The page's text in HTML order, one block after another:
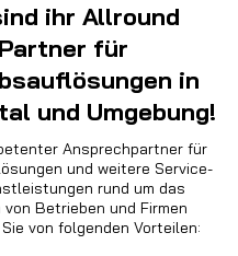
ihr Allround
Partner für
in
und Umgebung!
Ansprechpartner für
und weitere Service-
rund um das
Betrieben und Firmen
von folgenden Vorteilen: